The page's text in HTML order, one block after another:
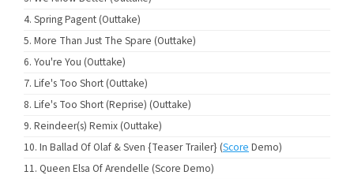
Spring Pagent (Outtake)
More Than Just The Spare (Outtake)
You're You (Outtake)
Life's Too Short (Outtake)
Life's Too Short (Reprise) (Outtake)
Reindeer(s) Remix (Outtake)
In Ballad Of Olaf & Sven {Teaser Trailer} (Score Demo)
Queen Elsa Of Arendelle (Score Demo)